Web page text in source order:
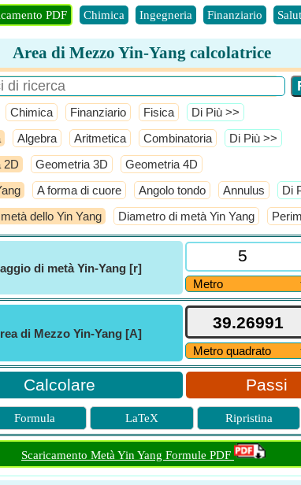
PDF Chimica Ingegneria Finanziario
Area di Mezzo Yin-Yang calcolatrice
Chimica Finanziario Fisica ​Di Più >>
Algebra Aritmetica Combinatoria ​Di Più >>
2D Geometria 3D Geometria 4D
A forma di cuore Angolo tondo Annulus ​Di
dello Yin Yang Diametro di metà Yin Yang
di metà Yin-Yang [r]
di Mezzo Yin-Yang [A]
Passi
Formula LaTeX Ripristina
Scaricamento Metà Yin Yang Formule PDF